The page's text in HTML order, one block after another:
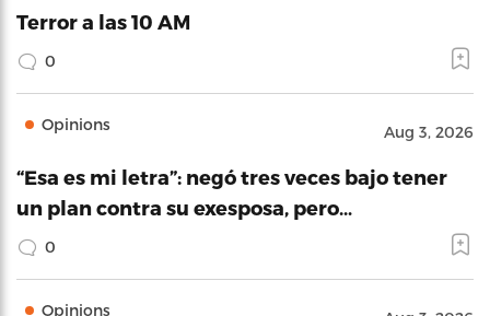
Terror a las 10 AM
0
Opinions Aug 3, 2026
“Esa es mi letra”: negó tres veces bajo tener
un plan contra su exesposa, pero…
0
Opinions